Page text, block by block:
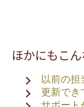
ほかにもこ
以前の担
更新でき
サポート